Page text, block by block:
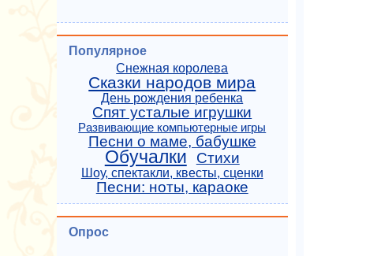
Популярное
Снежная королева
Сказки народов мира
День рождения ребенка
Спят усталые игрушки
Развивающие компьютерные игры
Песни о маме, бабушке
Обучалки Стихи
Шоу, спектакли, квесты, сценки
Песни: ноты, караоке
Опрос